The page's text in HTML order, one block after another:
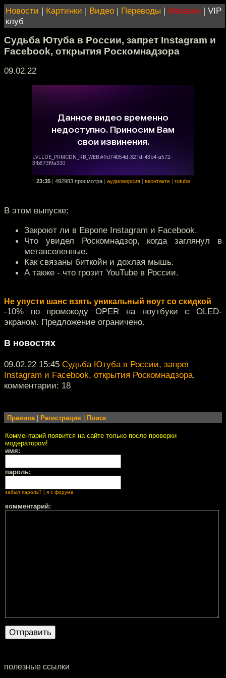
Новости | Картинки | Видео | Переводы | Магазин | VIP
клуб
Судьба Ютуба в России, запрет Instagram и
Facebook, открытия Роскомнадзора
09.02.22
23:35 492983 просмотра аудиоверсия вконтакте rutube
В этом выпуске:
Закроют ли в Европе Instagram и Facebook.
Что увидел Роскомнадзор, когда заглянул в
метавселенные.
Как связаны биткойн и дохлая мышь.
А также - что грозит YouTube в России.
Не упусти шанс взять уникальный ноут со скидкой
-10% по промокоду OPER на ноутбуки с OLED-
экраном. Предложение ограничено.
В новостях
09.02.22 15:45 Судьба Ютуба в России, запрет
Instagram и Facebook, открытия Роскомнадзора,
комментарии: 18
Правила| Регистрация Поиск
Комментарий появится на сайте только после проверки
модератором!
имя:
пароль:
забыл пароль? | я с форума
комментарий:
полезные ссылки